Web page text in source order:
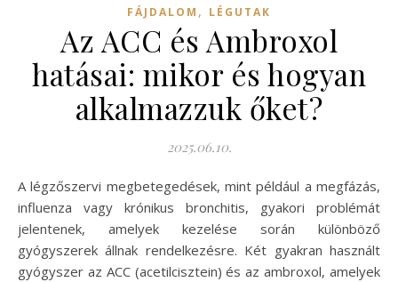
FÁJDALOM , LÉGUTAK
Az ACC és Ambroxol
hatásai: mikor és hogyan
alkalmazzuk őket?
2025.06.10.
A légzőszervi megbetegedések, mint például a megfázás,
influenza vagy krónikus bronchitis, gyakori problémát
jelentenek, amelyek kezelése során különböző
gyógyszerek állnak rendelkezésre. Két gyakran használt
gyógyszer az ACC (acetilcisztein) és az ambroxol, amelyek